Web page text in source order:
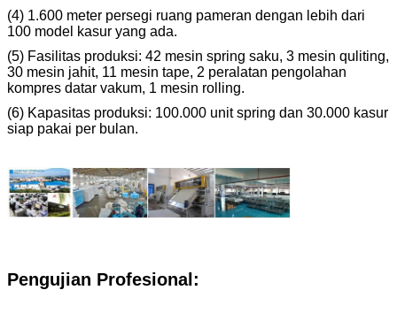
(4) 1.600 meter persegi ruang pameran dengan lebih dari
100 model kasur yang ada.
(5) Fasilitas produksi: 42 mesin spring saku, 3 mesin quliting,
30 mesin jahit, 11 mesin tape, 2 peralatan pengolahan
kompres datar vakum, 1 mesin rolling.
(6) Kapasitas produksi: 100.000 unit spring dan 30.000 kasur
siap pakai per bulan.
Pengujian Profesional: